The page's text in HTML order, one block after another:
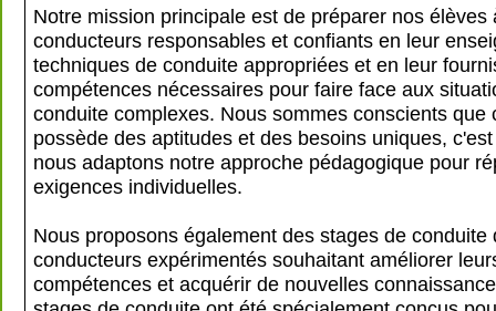
Notre mission principale est de préparer nos élèves
conducteurs responsables et confiants en leur
techniques de conduite appropriées et en leur
compétences nécessaires pour faire face aux
conduite complexes. Nous sommes conscients que
possède des aptitudes et des besoins uniques,
nous adaptons notre approche pédagogique pour
exigences individuelles.
Nous proposons également des stages de conduite
conducteurs expérimentés souhaitant améliorer
compétences et acquérir de nouvelles